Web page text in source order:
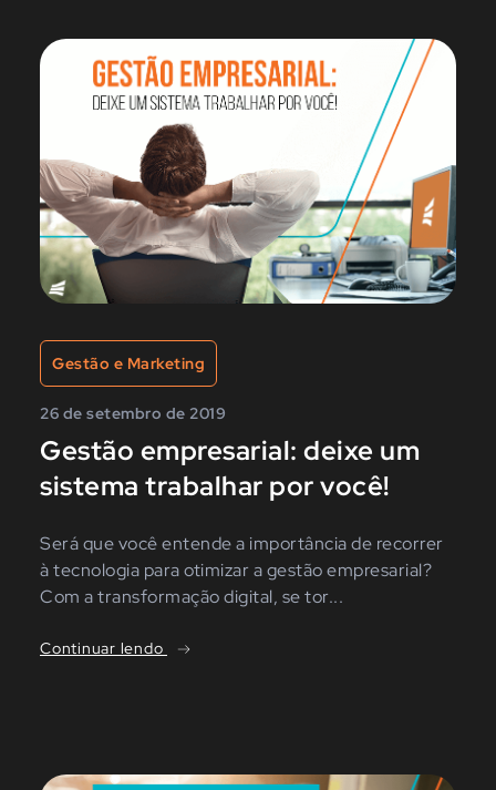
Gestão e Marketing
26 de setembro de 2019
Gestão empresarial: deixe um
sistema trabalhar por você!
Será que você entende a importância de recorrer
à tecnologia para otimizar a gestão empresarial?
Com a transformação digital, se tor...
Continuar lendo